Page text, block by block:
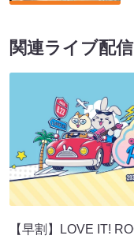
関連ライブ配信
【早割】LOVE IT!